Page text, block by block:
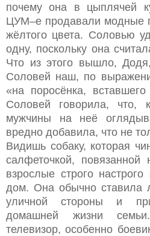
почему она в цыплячей
ЦУМ–е продавали модные
жёлтого цвета. Соловью
одну, поскольку она
Что из этого вышло,
Соловей наш, по
«на поросёнка,
Соловей говорила, что,
мужчины на неё
вредно добавила, что не
Видишь собаку, которая
салфеточкой,
взрослые строго
дом. Она обычно ставила
уличной стороны и
домашней жизни
телевизор, особенно